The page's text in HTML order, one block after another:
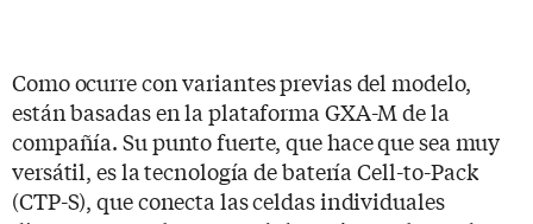
Como ocurre con variantes previas del modelo,
están basadas en la plataforma GXA-M de la
compañía. Su punto fuerte, que hace que sea muy
versátil, es la tecnología de batería Cell-to-Pack
(CTP-S), que conecta las celdas individuales